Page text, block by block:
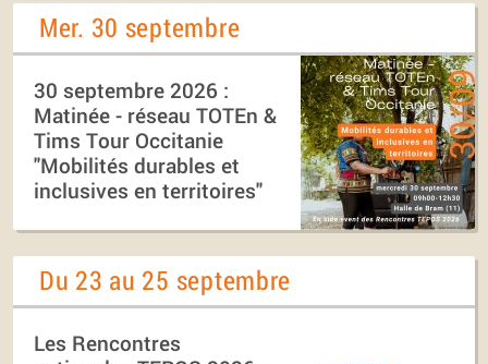
Mer. 30 septembre
30 septembre 2026 :
Matinée - réseau TOTEn &
Tims Tour Occitanie
"Mobilités durables et
inclusives en territoires"
Du 23 au 25 septembre
Les Rencontres